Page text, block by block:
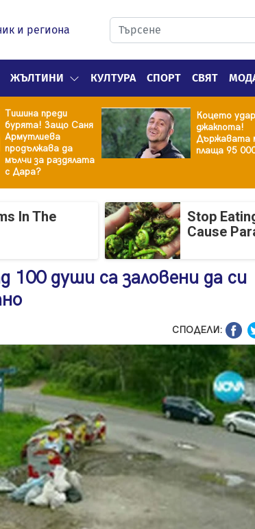
и региона
ЖЪЛТИНИ КУЛТУРА СПОРТ СВЯТ
Тишина преди
бурята! Защо Саня
Армутлиева
продължава да
мълчи за раздялата
с Дара?
Коцето
джакпота!
Държавата
плаща 95
In The
Stop
Cause
души са заловени да си
СПОДЕЛИ: